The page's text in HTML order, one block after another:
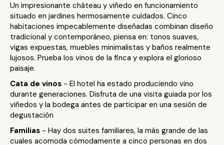
Un impresionante château y viñedo en funcionamiento
situado en jardines hermosamente cuidados. Cinco
habitaciones impecablemente diseñadas combinan diseño
tradicional y contemporáneo, piensa en: tonos suaves,
vigas expuestas, muebles minimalistas y baños realmente
lujosos. Prueba los vinos de la finca y explora el glorioso
paisaje.
Cata de vinos - El hotel ha estado produciendo vino
durante generaciones. Disfruta de una visita guiada por los
viñedos y la bodega antes de participar en una sesión de
degustación
Familias - Hay dos suites familiares, la más grande de las
cuales acomoda cómodamente a cinco personas en dos